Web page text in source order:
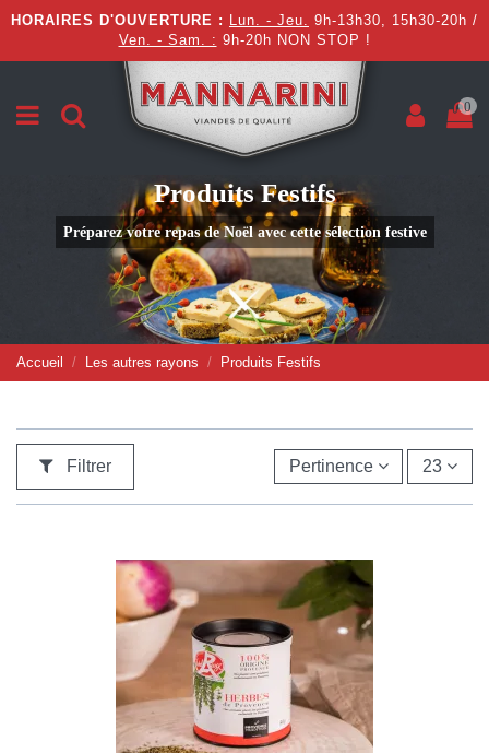
HORAIRES D'OUVERTURE : Lun. - Jeu. 9h-13h30, 15h30-20h /
Ven. - Sam. : 9h-20h NON STOP !
0
Produits Festifs
Préparez votre repas de Noël avec cette sélection festive
Accueil Les autres rayons Produits Festifs
Filtrer Pertinence 23